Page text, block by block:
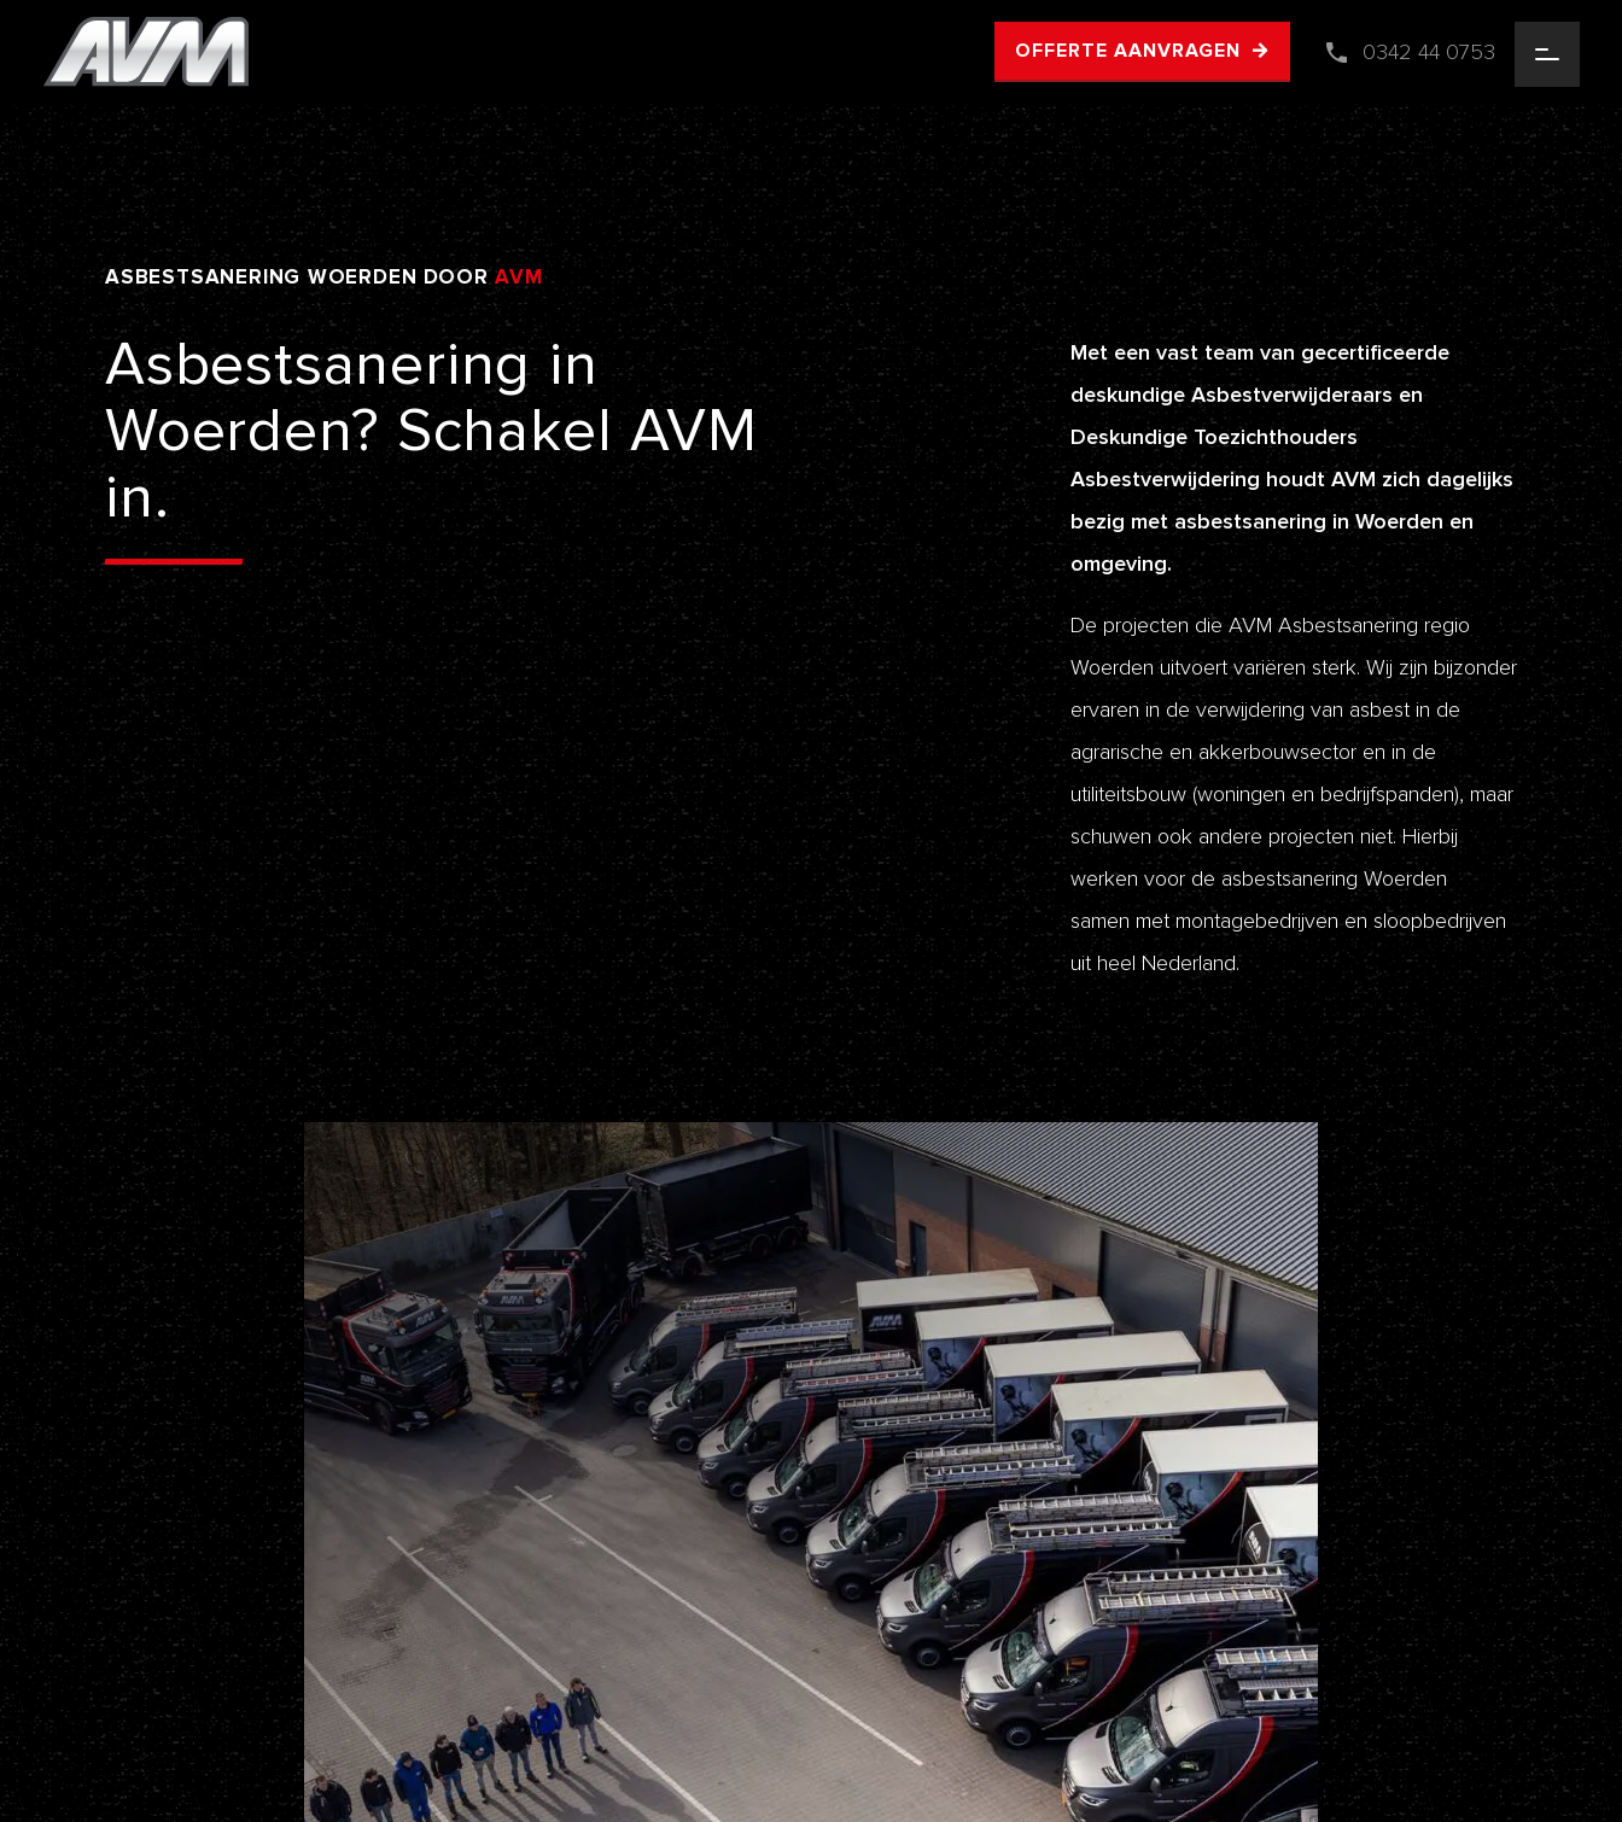
OFFERTE AANVRAGEN 0342 44 0753
ASBESTSANERING WOERDEN DOOR AVM
Asbestsanering in
Woerden? Schakel AVM
in.
Met een vast team van gecertificeerde
deskundige Asbestverwijderaars en
Deskundige Toezichthouders
Asbestverwijdering houdt AVM zich dagelijks
bezig met asbestsanering in Woerden en
omgeving.
De projecten die AVM Asbestsanering regio
Woerden uitvoert variëren sterk. Wij zijn bijzonder
ervaren in de verwijdering van asbest in de
agrarische en akkerbouwsector en in de
utiliteitsbouw (woningen en bedrijfspanden), maar
schuwen ook andere projecten niet. Hierbij
werken voor de asbestsanering Woerden
samen met montagebedrijven en sloopbedrijven
uit heel Nederland.